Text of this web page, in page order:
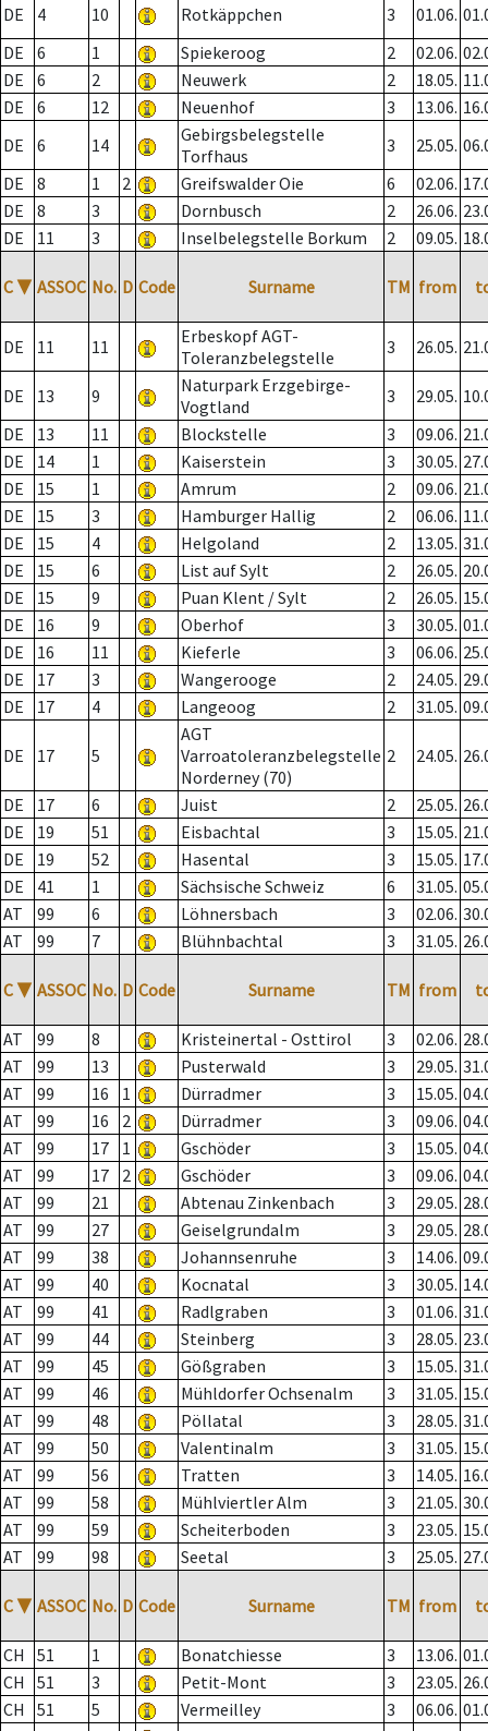
DE
4 10 Rotkäppchen 3 01.06.
DE
6 1 Spiekeroog 2 02.06.
DE
6 2 Neuwerk 2 18.05.
DE
6 12 Neuenhof 3 13.06.
DE
6 14
Gebirgsbelegstelle
Torfhaus
3 25.05.
DE
8 1 2 Greifswalder Oie 6 02.06.
DE
8 3 Dornbusch 2 26.06.
DE
11 3 Inselbelegstelle Borkum 2 09.05.
C ▼ ASSOC No. D Code Surname TM from
DE 11 11
Erbeskopf AGT-
Toleranzbelegstelle
3 26.05.
DE 13 9
Naturpark Erzgebirge-
Vogtland
3 29.05.
DE
13 11 Blockstelle 3 09.06.
DE
14 1 Kaiserstein 3 30.05.
DE
15 1 Amrum 2 09.06.
DE
15 3 Hamburger Hallig 2 06.06.
DE
15 4 Helgoland 2 13.05.
DE
15 6 List auf Sylt 2 26.05.
DE
15 9 Puan Klent / Sylt 2 26.05.
DE
16 9 Oberhof 3 30.05.
DE
16 11 Kieferle 3 06.06.
DE
17 3 Wangerooge 2 24.05.
DE
17 4 Langeoog 2 31.05.
DE 17 5
AGT
Varroatoleranzbelegstelle
Norderney (70)
2 24.05.
DE 17 6 Juist 2 25.05.
DE
19 51 Eisbachtal 3 15.05.
DE
19 52 Hasental 3 15.05.
DE
41 1 Sächsische Schweiz 6 31.05.
AT
99 6 Löhnersbach 3 02.06.
AT
99 7 Blühnbachtal 3 31.05.
C ▼ ASSOC No. D Code Surname TM from
AT 99 8 Kristeinertal - Osttirol 3 02.06.
AT
99 13 Pusterwald 3 29.05.
AT
99 16 1 Dürradmer 3 15.05.
AT
99 16 2 Dürradmer 3 09.06.
AT
99 17 1 Gschöder 3 15.05.
AT
99 17 2 Gschöder 3 09.06.
AT
99 21 Abtenau Zinkenbach 3 29.05.
AT
99 27 Geiselgrundalm 3 29.05.
AT
99 38 Johannsenruhe 3 14.06.
AT
99 40 Kocnatal 3 30.05.
AT
99 41 Radlgraben 3 01.06.
AT
99 44 Steinberg 3 28.05.
AT
99 45 Gößgraben 3 15.05.
AT
99 46 Mühldorfer Ochsenalm 3 31.05.
AT
99 48 Pöllatal 3 28.05.
AT
99 50 Valentinalm 3 31.05.
AT
99 56 Tratten 3 14.05.
AT
99 58 Mühlviertler Alm 3 21.05.
AT
99 59 Scheiterboden 3 23.05.
AT
99 98 Seetal 3 25.05.
C ▼ ASSOC No. D Code Surname TM from
CH 51 1 Bonatchiesse 3 13.06.
CH
51 3 Petit-Mont 3 23.05.
CH
51 5 Vermeilley 3 06.06.